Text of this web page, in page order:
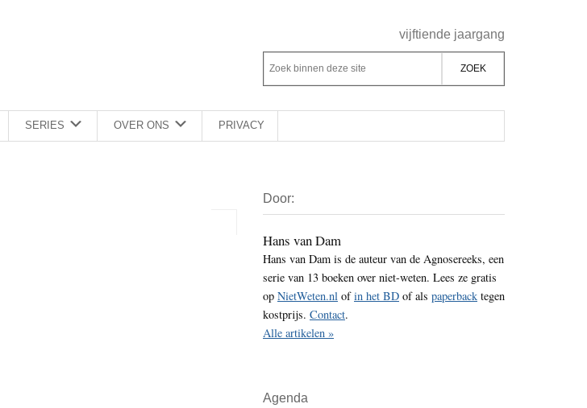
Rechts
vijftiende jaargang
Z
o
e
k
d
e
z
e
s
i
t
Z
o
k
b
n
n
e
z
e
t
SERIES OVER ONS PRIVACY
Sidebar
Door:
Hans van Dam
Hans van Dam is de auteur van de Agnosereeks, een
serie van 13 boeken over niet-weten. Lees ze gratis
op NietWeten.nl ofin het BD of als paperback tegen
kostprijs. Contact.
Alle artikelen »
Agenda